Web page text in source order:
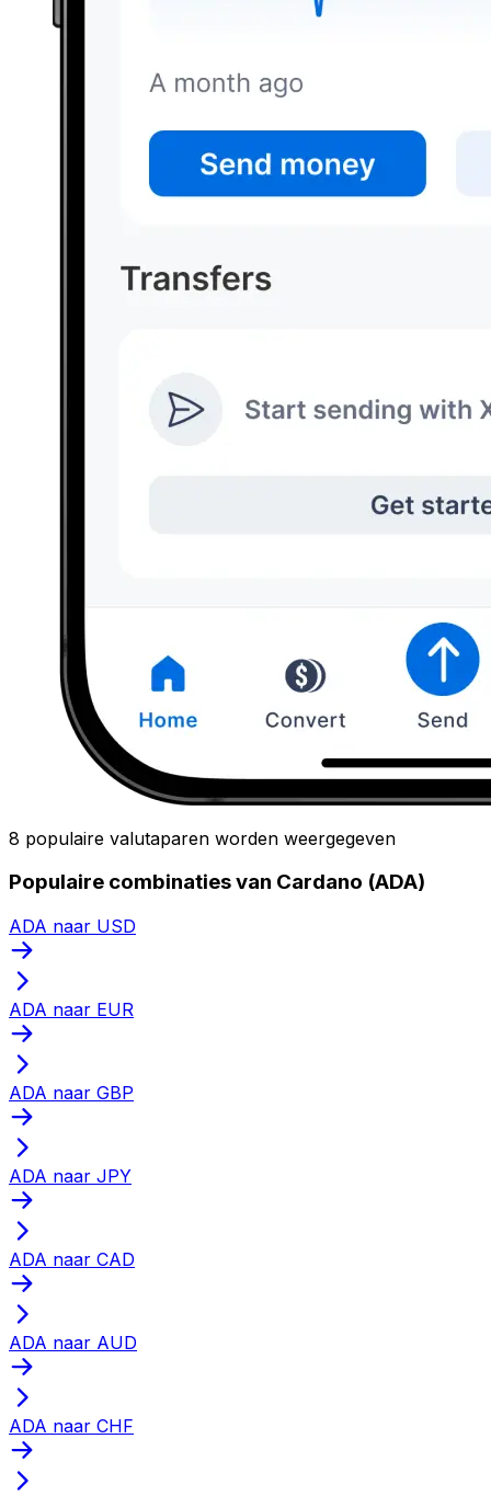
8 populaire valutaparen worden weergegeven
Populaire combinaties van Cardano (ADA)
ADA naar USD
ADA naar EUR
ADA naar GBP
ADA naar JPY
ADA naar CAD
ADA naar AUD
ADA naar CHF